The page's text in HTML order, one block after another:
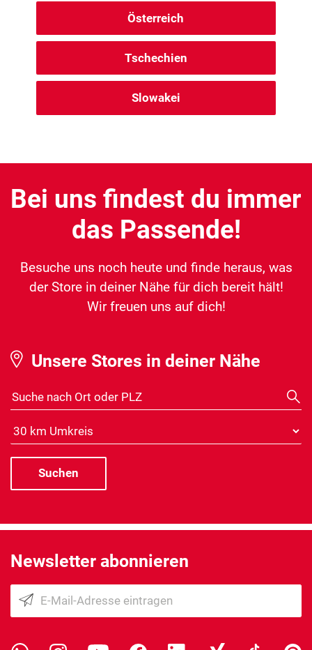
Österreich
Tschechien
Slowakei
Bei uns findest du immer
das Passende!
Besuche uns noch heute und finde heraus, was
der Store in deiner Nähe für dich bereit hält!
Wir freuen uns auf dich!
Unsere Stores in deiner Nähe
Suche nach Ort oder PLZ
Distanz
Newsletter abonnieren